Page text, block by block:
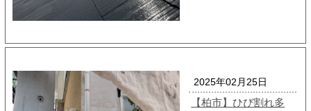
2025年02月25日
【柏市】ひび割れ多